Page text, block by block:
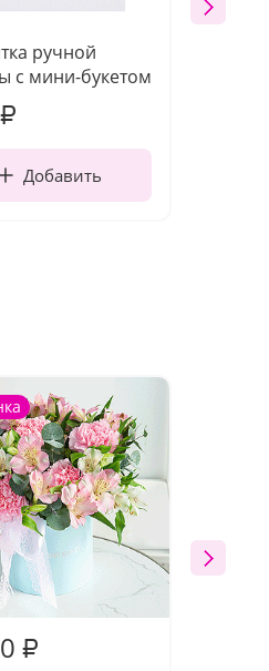
ручной
с мини-букетом
₽
Добавить
₽